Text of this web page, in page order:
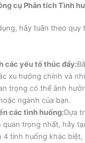
cụ Phân tích Tình
hãy tuân theo quy
các yếu tố thúc đẩy:
xu hướng chính và
trọng có thể ảnh
ngành của bạn.
các tình huống:Dựa
quan trọng nhất, hãy
4 tình huống khác